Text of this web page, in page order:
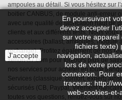
J'accepte
En poursuivant
devez accepter
sur votre appareil
fichiers texte)
navigation,
lors de votre
connexion. Pour
traceurs: http://
web-cookies-et-
ampoules au détail. Si vous hésitez sur
boitier CANBUS, de module anti-erreur
avec une qualité de fabrication haut de
clients et aux différents tests. Nous
accessoires (ballast, ampoules, module
rechange). Profitez également de nos
xenon-h7.com pour toujours plus de
nos services pour acheter en toute
Services (classique, confort, expert)
sécurisés (CB, Paypal, Virement
toutes vos questions, rendez-vous sur